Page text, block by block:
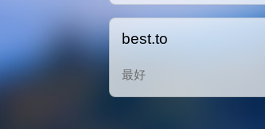
best.to
最好